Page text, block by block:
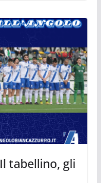
tabellino, gli